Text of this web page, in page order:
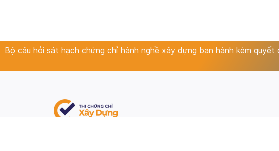
Bộ câu hỏi sát hạch chứng chỉ hành nghề xây dựng ban hành kèm